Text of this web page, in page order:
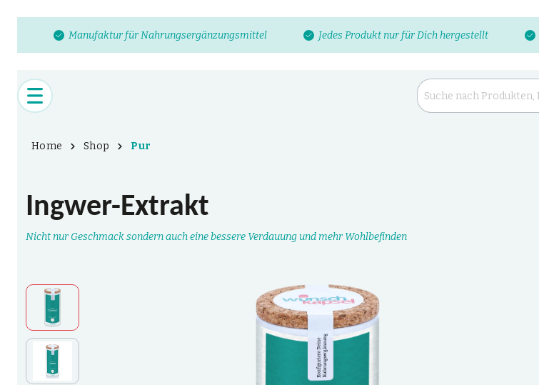
Manufaktur für Nahrungsergänzungsmittel Jedes Produkt nur für Dich hergestellt
Home Shop Pur
Ingwer-Extrakt
Nicht nur Geschmack sondern auch eine bessere Verdauung und mehr Wohlbefinden